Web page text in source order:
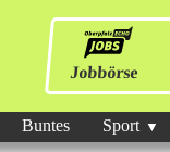
Jobbörse
Buntes Sport